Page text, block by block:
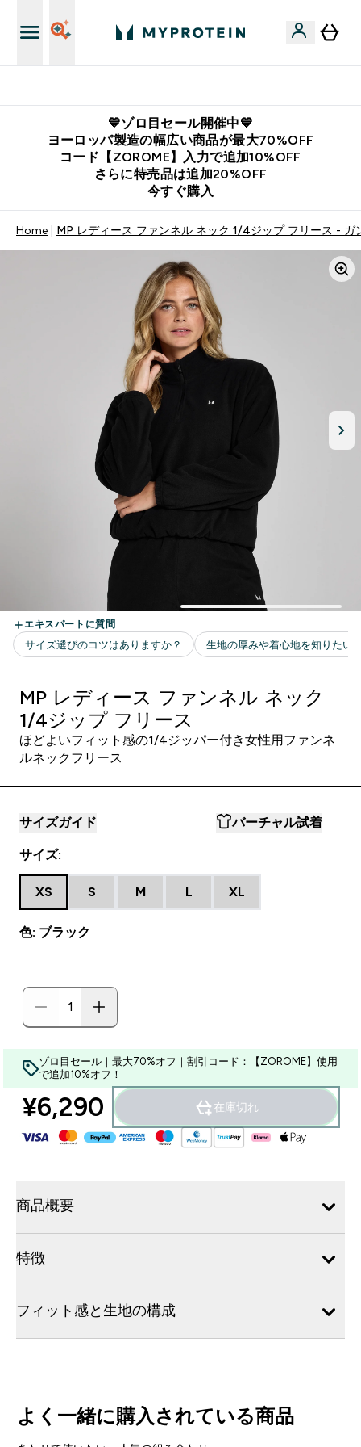
💙ゾロ目セール開催中💙
ヨーロッパ製造の幅広い商品が最大70%OFF
コード【ZOROME】入力で追加10%OFF
さらに特売品は追加20%OFF
今すぐ購入
Home MP レディース ファンネル ネック 1/4ジップ フリース - ガ
MP レディース ファンネル ネック
1/4ジップ フリース
ほどよいフィット感の1/4ジッパー付き女性用ファンネ
ルネックフリース
サイズガイド バーチャル試着
サイズ:
XS S M L XL
色: ブラック
ゾロ目セール｜最大70%オフ｜割引コード：【ZOROME】使用
で追加10%オフ！
¥6,290‎ 在庫切れ
商品概要
特徴
フィット感と生地の構成
よく一緒に購入されている商品